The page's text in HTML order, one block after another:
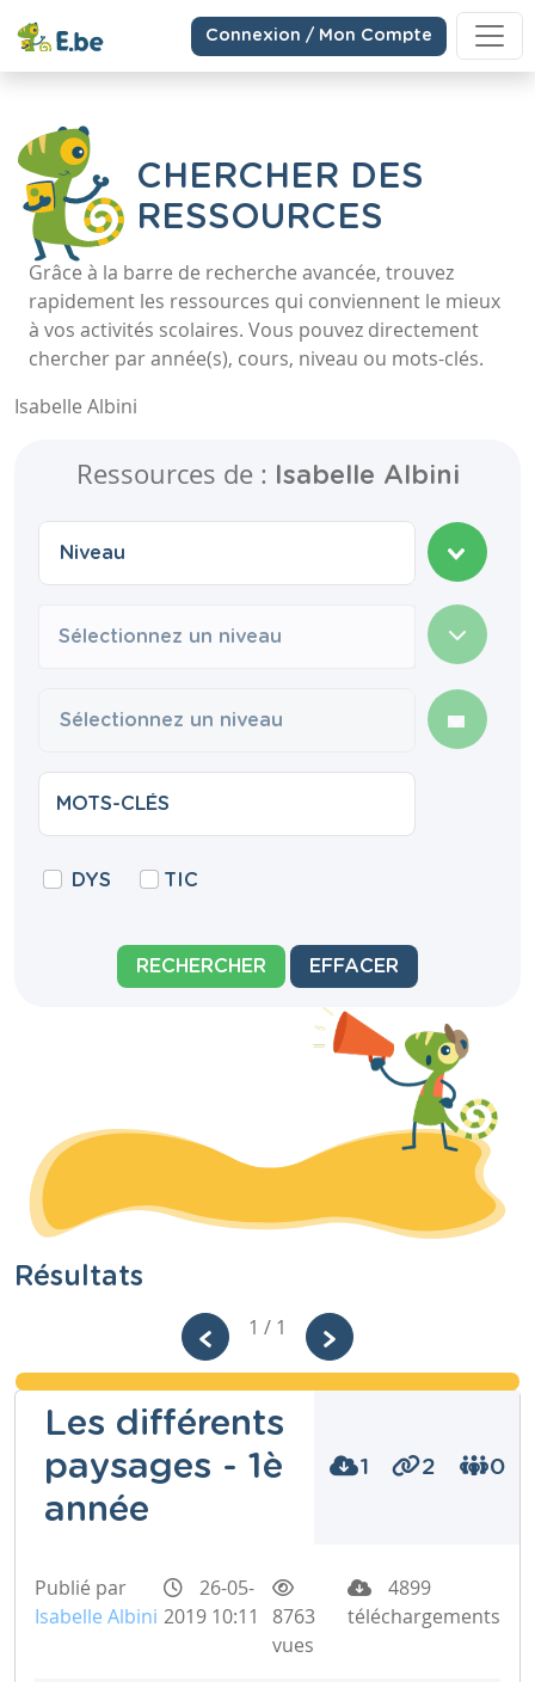
Connexion / Mon Compte
CHERCHER DES
RESSOURCES
Grâce à la barre de recherche avancée, trouvez
rapidement les ressources qui conviennent le mieux
à vos activités scolaires. Vous pouvez directement
chercher par année(s), cours, niveau ou mots-clés.
Isabelle Albini
Ressources de : Isabelle Albini
Sélectionnez un niveau
DYS TIC
RECHERCHER EFFACER
Résultats
1 / 1
Les différents
paysages - 1è
année
1 2 0
Publié par
Isabelle Albini
26-05-
2019 10:11
8763
vues
4899
téléchargements